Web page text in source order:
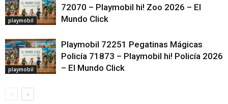
playmobil
72070 – Playmobil hi! Zoo 2026 – El
Mundo Click
playmobil
Playmobil 72251 Pegatinas Mágicas
Policía 71873 – Playmobil hi! Policía 2026
– El Mundo Click